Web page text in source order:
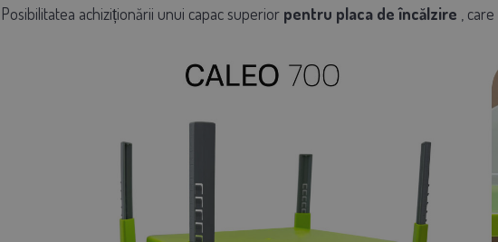
Posibilitatea achiziționării unui capac superior pentru placa de încălzire ,